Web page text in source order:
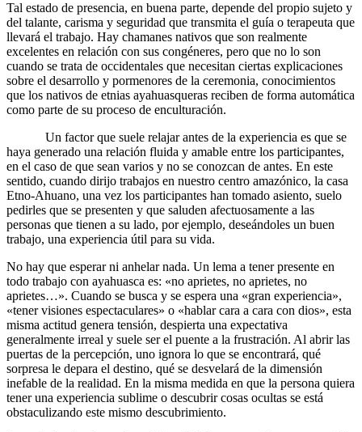
Tal estado de presencia, en buena parte, depende del propio sujeto y
del talante, carisma y seguridad que transmita el guía o terapeuta que
llevará el trabajo. Hay chamanes nativos que son realmente
excelentes en relación con sus congéneres, pero que no lo son
cuando se trata de occidentales que necesitan ciertas explicaciones
sobre el desarrollo y pormenores de la ceremonia, conocimientos
que los nativos de etnias ayahuasqueras reciben de forma automática
como parte de su proceso de enculturación.
Un factor que suele relajar antes de la experiencia es que se
haya generado una relación fluida y amable entre los participantes,
en el caso de que sean varios y no se conozcan de antes. En este
sentido, cuando dirijo trabajos en nuestro centro amazónico, la casa
Etno-Ahuano, una vez los participantes han tomado asiento, suelo
pedirles que se presenten y que saluden afectuosamente a las
personas que tienen a su lado, por ejemplo, deseándoles un buen
trabajo, una experiencia útil para su vida.
No hay que esperar ni anhelar nada. Un lema a tener presente en
todo trabajo con ayahuasca es: «no aprietes, no aprietes, no
aprietes…». Cuando se busca y se espera una «gran experiencia»,
«tener visiones espectaculares» o «hablar cara a cara con dios», esta
misma actitud genera tensión, despierta una expectativa
generalmente irreal y suele ser el puente a la frustración. Al abrir las
puertas de la percepción, uno ignora lo que se encontrará, qué
sorpresa le depara el destino, qué se desvelará de la dimensión
inefable de la realidad. En la misma medida en que la persona quiera
tener una experiencia sublime o descubrir cosas ocultas se está
obstaculizando este mismo descubrimiento.